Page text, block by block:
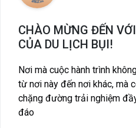
CHÀO MỪNG ĐẾN
CỦA DU LỊCH BỤI!
Nơi mà cuộc hành trình
từ nơi này đến nơi khác, mà
chặng đường trải nghiệm
đáo